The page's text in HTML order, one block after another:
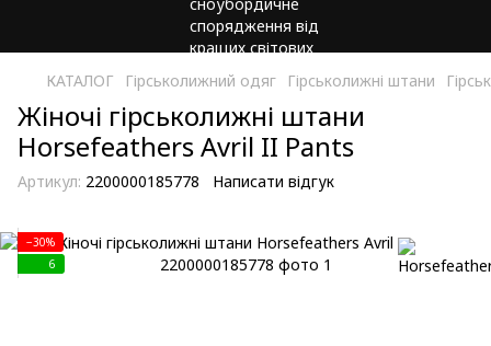
КАТАЛОГ Гірськолижний одяг Гірськолижні штани
Жіночі гірськолижні штани
Horsefeathers Avril II Pants
Артикул: 2200000185778 Написати відгук
−30%
6